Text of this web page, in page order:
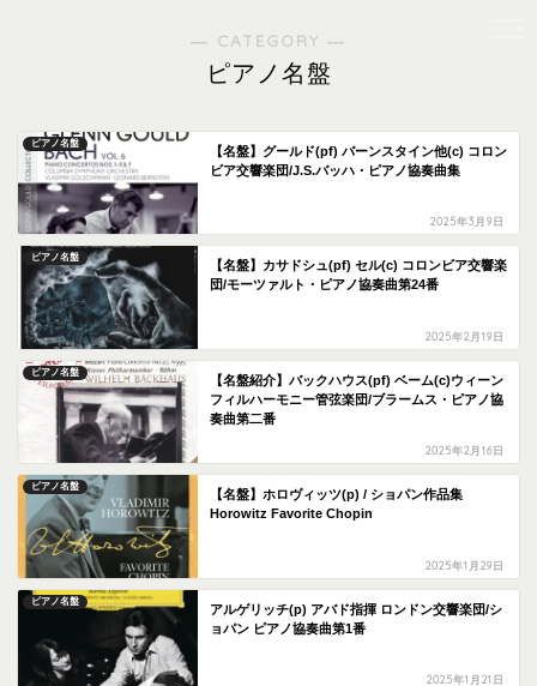
― CATEGORY ―
ピアノ名盤
ピアノ名盤
【名盤】グールド(pf) バーンスタイン他(c) コロン
ビア交響楽団/J.S.バッハ・ピアノ協奏曲集
2025年3月9日
ピアノ名盤
【名盤】カサドシュ(pf) セル(c) コロンビア交響楽
団/モーツァルト・ピアノ協奏曲第24番
2025年2月19日
ピアノ名盤
【名盤紹介】バックハウス(pf) ベーム(c)ウィーン
フィルハーモニー管弦楽団/ブラームス・ピアノ協
奏曲第二番
2025年2月16日
ピアノ名盤
【名盤】ホロヴィッツ(p) / ショパン作品集
Horowitz Favorite Chopin
2025年1月29日
ピアノ名盤
アルゲリッチ(p) アバド指揮 ロンドン交響楽団/シ
ョパン ピアノ協奏曲第1番
2025年1月21日